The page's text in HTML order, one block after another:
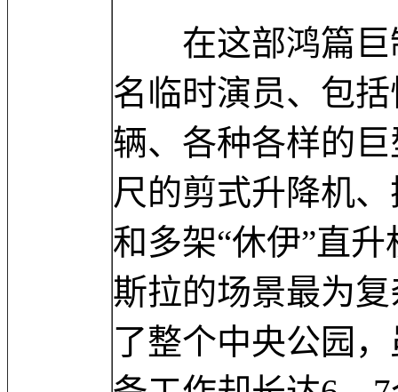
在这部鸿篇巨
名临时演员、包
辆、各种各样的
尺的剪式升降机
和多架“休伊”直
斯拉的场景最为
了整个中央公园